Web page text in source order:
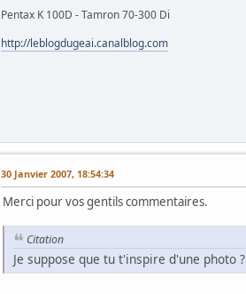
Pentax K 100D - Tamron 70-300 Di
http://leblogdugeai.canalblog.com
30 Janvier 2007, 18:54:34
Merci pour vos gentils commentaires.
Citation
Je suppose que tu t'inspire d'une photo ?